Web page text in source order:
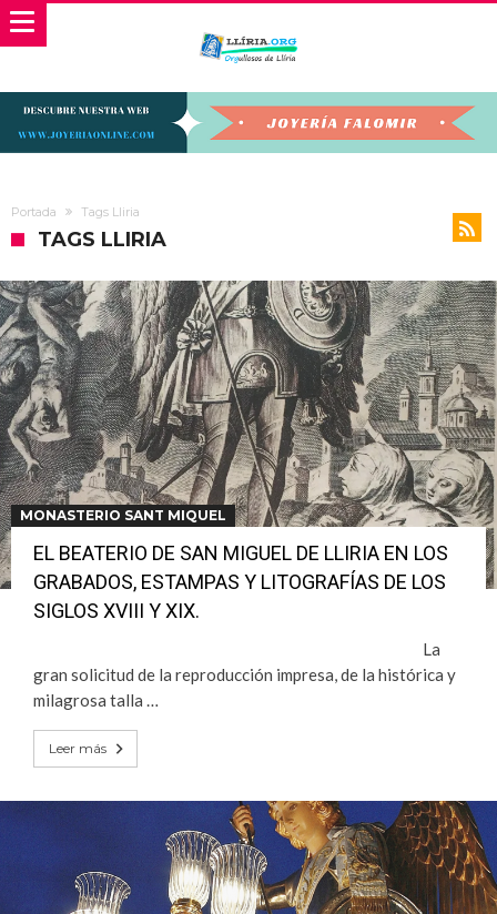
Portada Tags Lliria
TAGS LLIRIA
MONASTERIO SANT MIQUEL
EL BEATERIO DE SAN MIGUEL DE LLIRIA EN LOS
GRABADOS, ESTAMPAS Y LITOGRAFÍAS DE LOS
SIGLOS XVIII Y XIX.
La
gran solicitud de la reproducción impresa, de la histórica y
milagrosa talla …
Leer más